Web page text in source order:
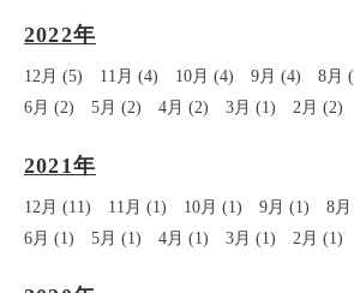
2022年
12月 (5) 11月 (4) 10月 (4) 9月 (4) 8月
6月 (2)
5月 (2) 4月 (2) 3月 (1) 2月 (2)
2021年
12月 (11) 11月 (1) 10月 (1) 9月 (1) 8
6月 (1)
5月 (1) 4月 (1) 3月 (1) 2月 (1)